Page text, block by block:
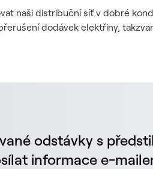
naši distribuční síť v dobré
dodávek elektřiny,
odstávky s
informace e-